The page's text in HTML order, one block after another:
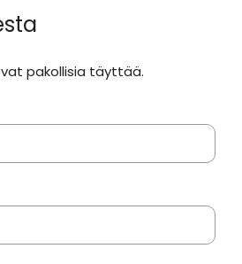
mAh,
USB-
LED-
määrä
pakollisia täyttää.